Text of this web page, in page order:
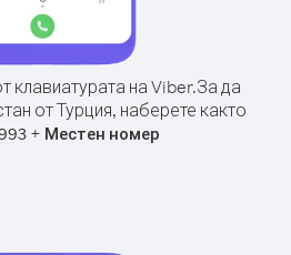
клавиатурата на Viber.За да
от Турция, наберете както
+ Местен номер